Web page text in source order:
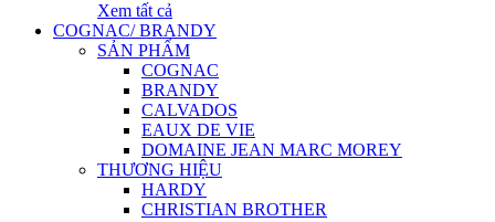
Xem tất cả
COGNAC/ BRANDY
SẢN PHẨM
COGNAC
BRANDY
CALVADOS
EAUX DE VIE
DOMAINE JEAN MARC MOREY
THƯƠNG HIỆU
HARDY
CHRISTIAN BROTHER